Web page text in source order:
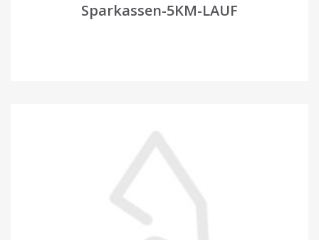
Sparkassen-5KM-LAUF